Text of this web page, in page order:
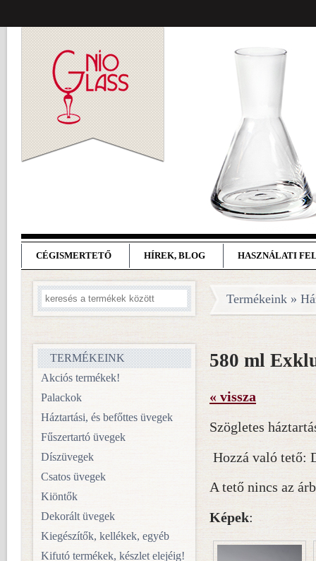
CÉGISMERTETŐ HÍREK, BLOG HASZNÁLATI
TERMÉKEINK
Akciós termékek!
Palackok
Háztartási, és befőttes üvegek
Fűszertartó üvegek
Díszüvegek
Csatos üvegek
Kiöntők
Dekorált üvegek
Kiegészítők, kellékek, egyéb
Kifutó termékek, készlet elejéig!
Termékeink »
580 ml
« vissza
Szögletes
Hozzá való tető:
A tető nincs az
Képek: